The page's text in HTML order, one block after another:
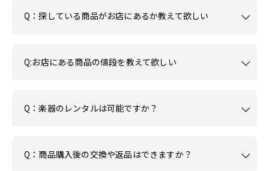
Q：探している商品がお店にあるか教えて欲しい
Q:お店にある商品の値段を教えて欲しい
Q：楽器のレンタルは可能ですか？
Q：商品購入後の交換や返品はできますか？